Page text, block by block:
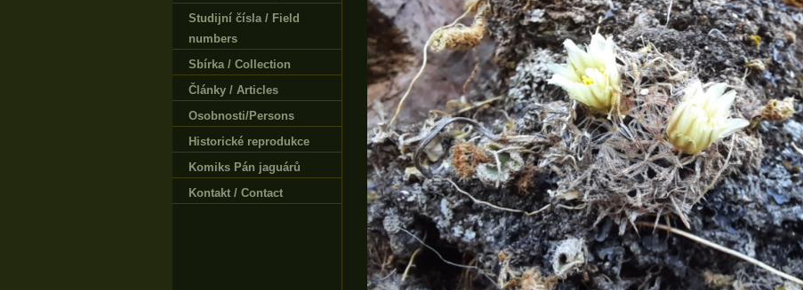
Studijní čísla / Field
numbers
Sbírka / Collection
Články / Articles
Osobnosti/Persons
Historické reprodukce
Komiks Pán jaguárů
Kontakt / Contact